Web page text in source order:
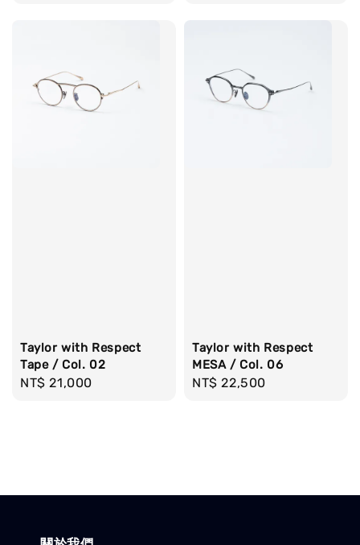
Taylor with Respect
Tape / Col. 02
Regular
NT$ 21,000
Taylor with Respect
MESA / Col. 06
Regular
NT$ 22,500